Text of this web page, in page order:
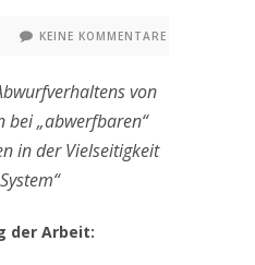
KEINE KOMMENTARE
von
bei „abwerfbaren“
in der Vielseitigkeit
der Arbeit: